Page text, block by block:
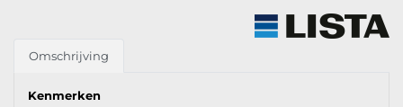
Omschrijving
Kenmerken